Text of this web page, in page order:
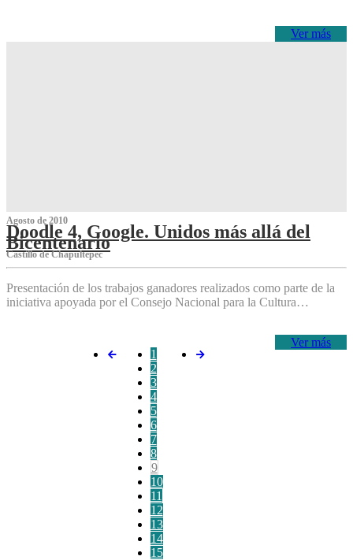
Ver más
Agosto de 2010
Doodle 4, Google. Unidos más allá del
Bicentenario
Castillo de Chapultepec
Presentación de los trabajos ganadores realizados como parte de la
iniciativa apoyada por el Consejo Nacional para la Cultura…
Ver más
1
2
3
4
5
6
7
8
9
10
11
12
13
14
15